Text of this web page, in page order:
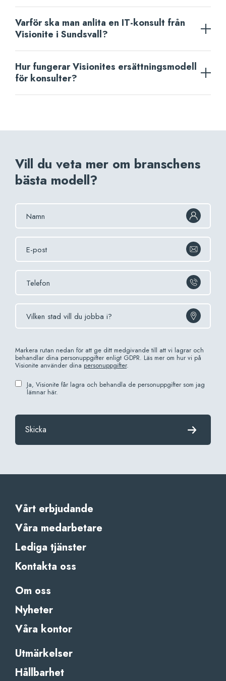
Varför ska man anlita en IT-konsult från
Visionite i Sundsvall?
Hur fungerar Visionites ersättningsmodell
för konsulter?
Vill du veta mer om branschens
bästa modell?
Markera rutan nedan för att ge ditt medgivande till att vi lagrar och
behandlar dina personuppgifter enligt GDPR. Läs mer om hur vi på
Visionite använder dina personuppgifter.
Ja, Visionite får lagra och behandla de personuppgifter som jag
lämnar här.
Skicka
Vårt erbjudande
Våra medarbetare
Lediga tjänster
Kontakta oss
Om oss
Nyheter
Våra kontor
Utmärkelser
Hållbarhet